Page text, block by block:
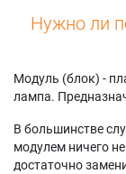
Нужно ли
Модуль (блок) -
лампа.
В большинстве
модулем ничего
достаточно